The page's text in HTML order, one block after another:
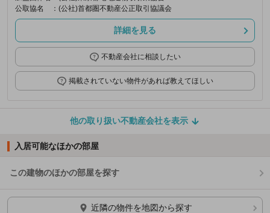
公取協名
：(公社)首都圏不動産公正取引協議会
詳細を見る
不動産会社に相談したい
掲載されていない物件があれば教えてほしい
他の取り扱い不動産会社を表示
入居可能なほかの部屋
この建物のほかの部屋を探す
ほかの部屋を検索中…
近隣の物件を地図から探す